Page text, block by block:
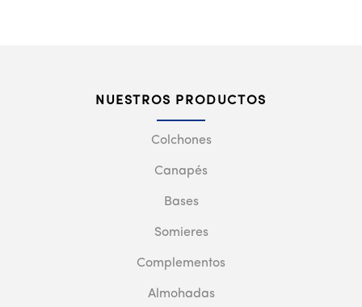
NUESTROS PRODUCTOS
Colchones
Canapés
Bases
Somieres
Complementos
Almohadas